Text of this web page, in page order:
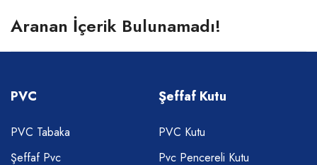
Aranan İçerik Bulunamadı!
PVC
PVC Tabaka
Şeffaf Pvc
Şeffaf Kutu
PVC Kutu
Pvc Pencereli Kutu